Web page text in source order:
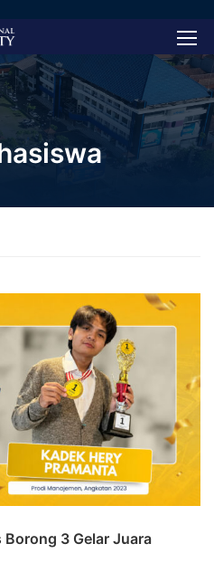
3 Gelar Juara